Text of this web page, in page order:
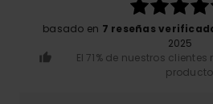
basado en 7 reseñas
2025
El 71% de nuestros
producto